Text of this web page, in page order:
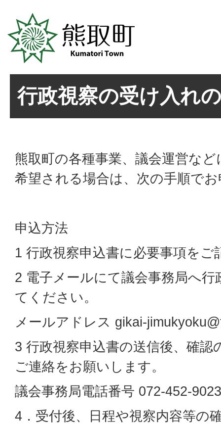
行政視察の受け入れ
熊取町の各種事業、議会運営な
希望される場合は、次の手順で
申込方法
1 行政視察申込書に必要事項をご
2 電子メールにて議会事務局へ行
てください。
メールアドレス gikai-
3 行政視察申込書の送信後、確認
ご連絡をお願いします。
議会事務局電話番号 072-452-9023
4．受付後、日程や視察内容等の